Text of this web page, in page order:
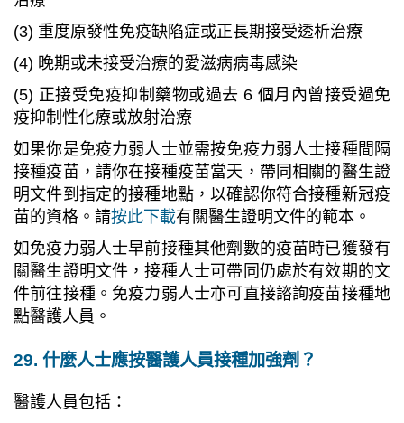
(3) 重度原發性免疫缺陷症或正長期接受透析治療
(4) 晚期或未接受治療的愛滋病病毒感染
(5) 正接受免疫抑制藥物或過去 6 個月內曾接受過免
疫抑制性化療或放射治療
如果你是免疫力弱人士並需按免疫力弱人士接種間隔
接種疫苗，請你在接種疫苗當天，帶同相關的醫生證
明文件到指定的接種地點，以確認你符合接種新冠疫
苗的資格。請按此下載有關醫生證明文件的範本。
如免疫力弱人士早前接種其他劑數的疫苗時已獲發有
關醫生證明文件，接種人士可帶同仍處於有效期的文
件前往接種。免疫力弱人士亦可直接諮詢疫苗接種地
點醫護人員。
29. 什麼人士應按醫護人員接種加強劑？
醫護人員包括：